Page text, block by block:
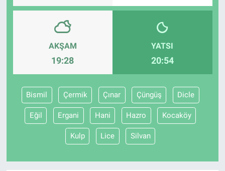
AKŞAM
19:28
YATSI
20:54
Bismil Çermik Çınar Çüngüş Dicle
Eğil Ergani Hani Hazro Kocaköy
Kulp Lice Silvan